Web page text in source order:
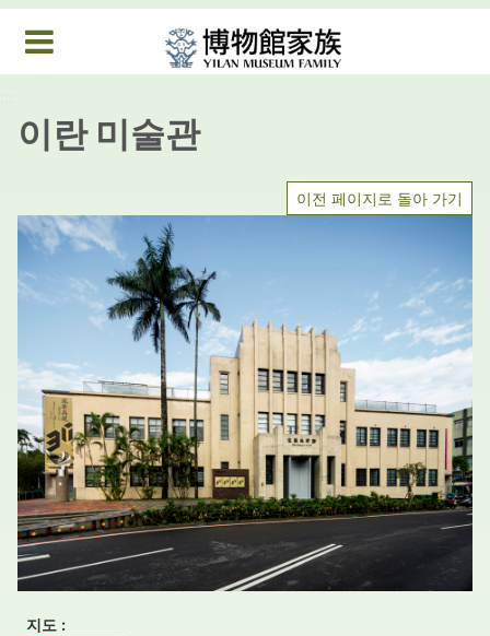
MENU
이란 미술관
이전 페이지로 돌아 가기
지도